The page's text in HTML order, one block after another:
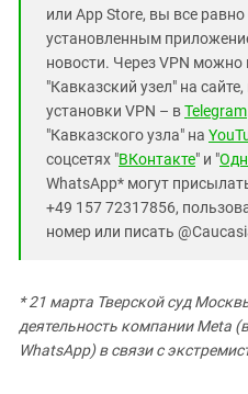
или App Store, вы все
установленным
новости. Через VPN
"Кавказский узел" на
установки VPN – вTelegram
"Кавказского узла" на
соцсетях "ВКонтакте" и "
WhatsApp* могут
+49 157 72317856,
номер или писать
* 21 марта Тверской суд
деятельность компании Meta
WhatsApp) в связи с